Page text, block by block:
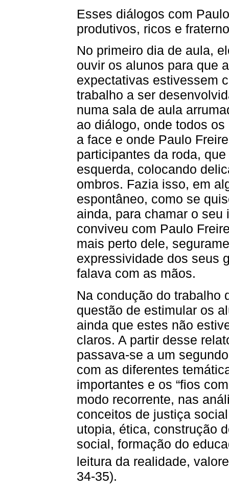
Esses diálogos com
produtivos, ricos e
No primeiro dia de aula,
ouvir os alunos para que
expectativas estivessem
trabalho a ser
numa sala de aula
ao diálogo, onde todos
a face e onde Paulo
participantes da roda,
esquerda, colocando
ombros. Fazia isso, em
espontâneo, como se
ainda, para chamar o
conviveu com Paulo
mais perto dele,
expressividade dos seus
falava com as mãos.
Na condução do trabalho
questão de estimular os
ainda que estes não
claros. A partir desse
passava-se a um
com as diferentes
importantes e os “fios
modo recorrente, nas
conceitos de justiça
utopia, ética, construção
social, formação do
leitura da realidade,
34-35).